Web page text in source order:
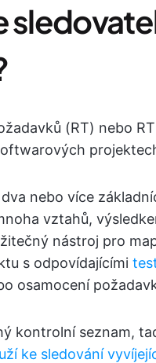
(RT) nebo
nebo více
vztahů,
nástroj pro
s odpovídajícími
osamocení
kontrolní seznam,
ke sledování